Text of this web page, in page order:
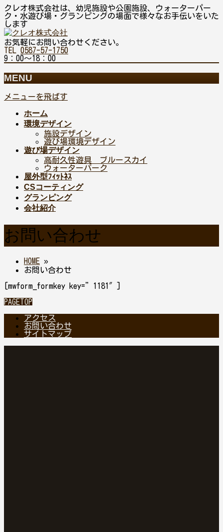
クレオ株式会社は、幼児施設や公園施設、ウォーターパー
ク・水遊び場・グランピングの場面で様々なお手伝いをいた
します
お気軽にお問い合わせください。
TEL 0587-57-1750
9：00～18：00
MENU
メニューを飛ばす
ホーム
環境デザイン
施設デザイン
遊び場環境デザイン
遊び場デザイン
高耐久性遊具 ブルースカイ
ウォーターパーク
屋外型ﾌｨｯﾄﾈｽ
CSコーティング
グランピング
会社紹介
お問い合わせ
HOME »
お問い合わせ
[mwform_formkey key=”1181″]
PAGETOP
アクセス
お問い合わせ
サイトマップ